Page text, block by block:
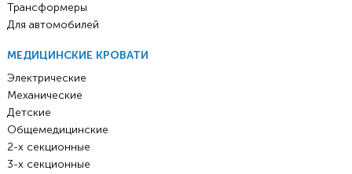
Трансформеры
Для автомобилей
МЕДИЦИНСКИЕ КРОВАТИ
Электрические
Механические
Детские
Общемедицинские
2-х секционные
3-х секционные